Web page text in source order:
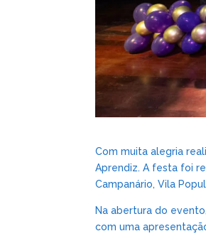
Com muita alegria
Aprendiz. A festa foi
Campanário, Vila
Na abertura do
com uma